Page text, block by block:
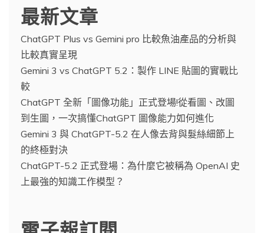
最新文章
ChatGPT Plus vs Gemini pro 比較魚油產品的分析與
比較真實呈現
Gemini 3 vs ChatGPT 5.2：製作 LINE 貼圖的實戰比
較
ChatGPT 全新「圖像功能」正式登場!從看圖、改圖
到生圖，一次搞懂ChatGPT 圖像能力如何進化
Gemini 3 與 ChatGPT-5.2 在人像去背與髮絲細節上
的終極對決
ChatGPT-5.2 正式登場：為什麼它被稱為 OpenAI 史
上最強的知識工作模型？